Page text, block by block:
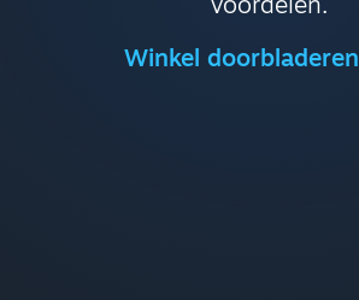
Winkel doorbladeren